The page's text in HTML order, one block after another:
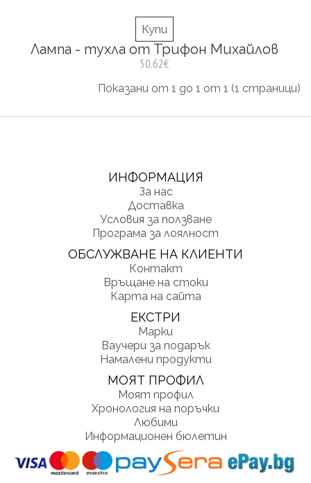
Купи
Лампа - тухла от Трифон Михайлов
50.62€
Показани от 1 до 1 от 1 (1 страници)
ИНФОРМАЦИЯ
За нас
Доставка
Условия за ползване
Програма за лоялност
ОБСЛУЖВАНЕ НА КЛИЕНТИ
Контакт
Връщане на стоки
Карта на сайта
ЕКСТРИ
Марки
Ваучери за подарък
Намалени продукти
МОЯТ ПРОФИЛ
Моят профил
Хронология на поръчки
Любими
Информационен бюлетин